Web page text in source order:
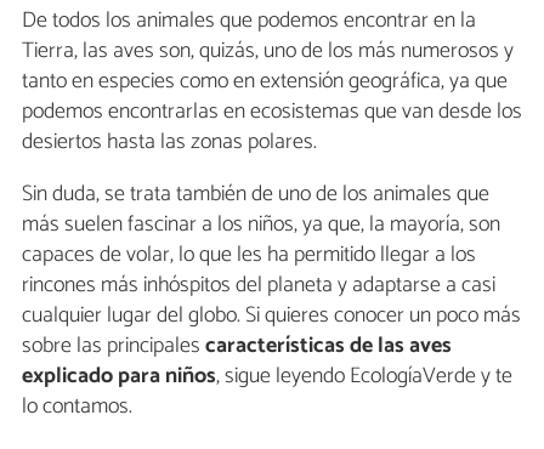
De todos los animales que podemos encontrar en la
Tierra, las aves son, quizás, uno de los más numerosos y
tanto en especies como en extensión geográfica, ya que
podemos encontrarlas en ecosistemas que van desde los
desiertos hasta las zonas polares.
Sin duda, se trata también de uno de los animales que
más suelen fascinar a los niños, ya que, la mayoría, son
capaces de volar, lo que les ha permitido llegar a los
rincones más inhóspitos del planeta y adaptarse a casi
cualquier lugar del globo. Si quieres conocer un poco más
sobre las principalescaracterísticas de las aves
explicado para niños, sigue leyendo EcologíaVerde y te
lo contamos.